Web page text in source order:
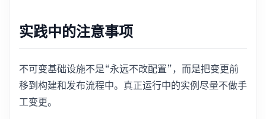
实践中的注意事项
不可变基础设施不是“永远不改配置”，而是把变更前
移到构建和发布流程中。真正运行中的实例尽量不做手
工变更。